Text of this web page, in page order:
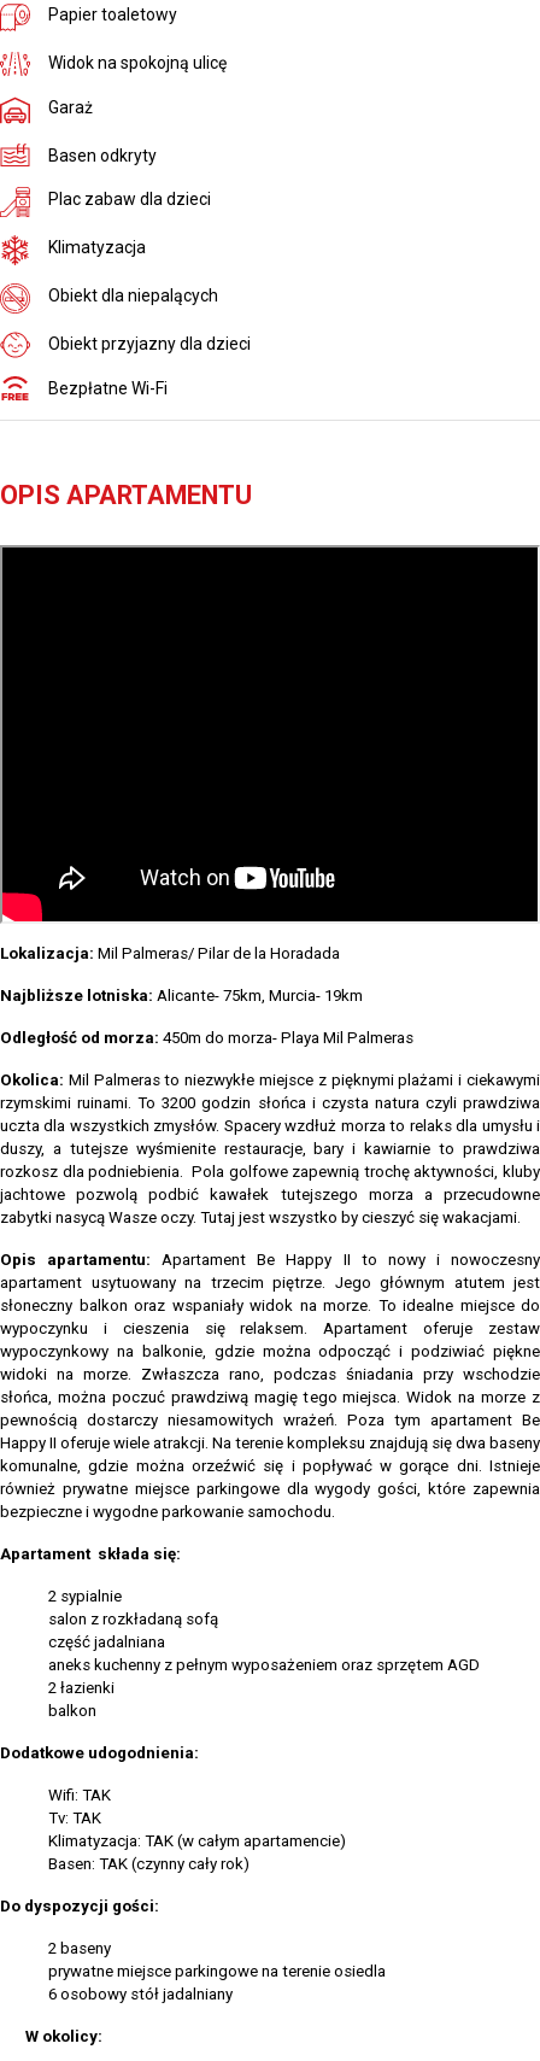
Papier toaletowy
Widok na spokojną ulicę
Garaż
Basen odkryty
Plac zabaw dla dzieci
Klimatyzacja
Obiekt dla niepalących
Obiekt przyjazny dla dzieci
Bezpłatne Wi-Fi
OPIS APARTAMENTU
Lokalizacja: Mil Palmeras/ Pilar de la Horadada
Najbliższe lotniska: Alicante- 75km, Murcia- 19km
Odległość od morza: 450m do morza- Playa Mil Palmeras
Okolica: Mil Palmeras to niezwykłe miejsce z pięknymi plażami i ciekawymi
rzymskimi ruinami. To 3200 godzin słońca i czysta natura czyli prawdziwa
uczta dla wszystkich zmysłów. Spacery wzdłuż morza to relaks dla umysłu i
duszy, a tutejsze wyśmienite restauracje, bary i kawiarnie to prawdziwa
rozkosz dla podniebienia. Pola golfowe zapewnią trochę aktywności, kluby
jachtowe pozwolą podbić kawałek tutejszego morza a przecudowne
zabytki nasycą Wasze oczy. Tutaj jest wszystko by cieszyć się wakacjami.
Opis apartamentu: Apartament Be Happy II to nowy i nowoczesny
apartament usytuowany na trzecim piętrze. Jego głównym atutem jest
słoneczny balkon oraz wspaniały widok na morze. To idealne miejsce do
wypoczynku i cieszenia się relaksem. Apartament oferuje zestaw
wypoczynkowy na balkonie, gdzie można odpocząć i podziwiać piękne
widoki na morze. Zwłaszcza rano, podczas śniadania przy wschodzie
słońca, można poczuć prawdziwą magię tego miejsca. Widok na morze z
pewnością dostarczy niesamowitych wrażeń. Poza tym apartament Be
Happy II oferuje wiele atrakcji. Na terenie kompleksu znajdują się dwa baseny
komunalne, gdzie można orzeźwić się i popływać w gorące dni. Istnieje
również prywatne miejsce parkingowe dla wygody gości, które zapewnia
bezpieczne i wygodne parkowanie samochodu.
Apartament składa się:
2 sypialnie
salon z rozkładaną sofą
część jadalniana
aneks kuchenny z pełnym wyposażeniem oraz sprzętem AGD
2 łazienki
balkon
Dodatkowe udogodnienia:
Wifi: TAK
Tv: TAK
Klimatyzacja: TAK (w całym apartamencie)
Basen: TAK (czynny cały rok)
Do dyspozycji gości:
2 baseny
prywatne miejsce parkingowe na terenie osiedla
6 osobowy stół jadalniany
W okolicy: